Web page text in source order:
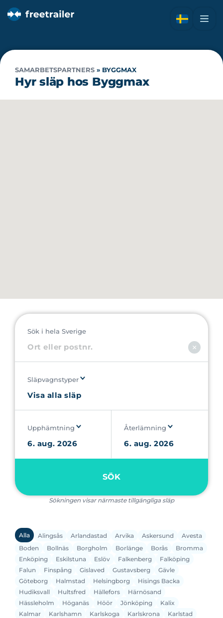
SAMARBETSPARTNERS » BYGGMAX
Hyr släp hos Byggmax
Sök i hela Sverige
Släpvagnstyper
Upphämtning Återlämning
SÖK
Sökningen visar närmaste tillgängliga släp
Alla Alingsås Arlandastad Arvika Askersund
Avesta
Boden
Bollnäs Borgholm Borlänge Borås
Bromma
Enköping
Eskilstuna Eslöv Falkenberg
Falköping
Falun
Finspång Gislaved Gustavsberg
Gävle
Göteborg
Halmstad Helsingborg
Hisings Backa
Hudiksvall
Hultsfred Hällefors
Härnösand
Hässleholm
Höganäs Höör Jönköping
Kalix
Kalmar
Karlshamn Karlskoga Karlskrona
Karlstad